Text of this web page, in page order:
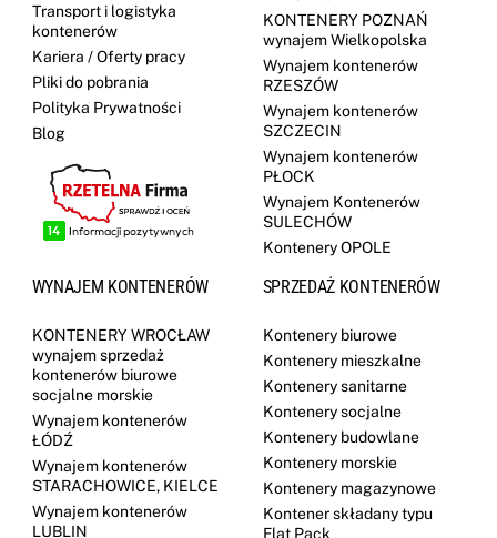
Transport i logistyka
kontenerów
Kariera / Oferty pracy
Pliki do pobrania
Polityka Prywatności
Blog
KONTENERY POZNAŃ
wynajem Wielkopolska
Wynajem kontenerów
RZESZÓW
Wynajem kontenerów
SZCZECIN
Wynajem kontenerów
PŁOCK
Wynajem Kontenerów
SULECHÓW
Kontenery OPOLE
WYNAJEM KONTENERÓW
KONTENERY WROCŁAW
wynajem sprzedaż
kontenerów biurowe
socjalne morskie
Wynajem kontenerów
ŁÓDŹ
Wynajem kontenerów
STARACHOWICE, KIELCE
Wynajem kontenerów
LUBLIN
SPRZEDAŻ KONTENERÓW
Kontenery biurowe
Kontenery mieszkalne
Kontenery sanitarne
Kontenery socjalne
Kontenery budowlane
Kontenery morskie
Kontenery magazynowe
Kontener składany typu
Flat Pack